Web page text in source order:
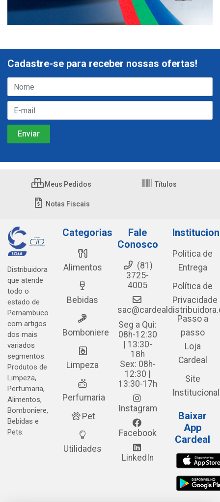
Cadastre-se para receber nossas ofertas!
Meus Pedidos Títulos
Notas Fiscais
Distribuidora
que atende
todo o
estado de
Pernambuco
com artigos
dos mais
variados
segmentos:
Produtos de
Limpeza,
Perfumaria,
Alimentos,
Bomboniere,
Bebidas e
Pets.
Categorias
Alimentos
Bebidas
Bomboniere
Limpeza
Perfumaria
Pet
Utilidades
Fale
Conosco
(81)
3725-
4005
Seg a Qui:
08h-12:30
| 13:30-
18h
Sex: 08h-
12:30 |
13:30-17h
Instagram
Facebook
LinkedIn
Política de
Entrega
Política de
Privacidade
Passo a
passo
Loja
Cardeal
Site
Institucional
Baixar
App
Cardeal